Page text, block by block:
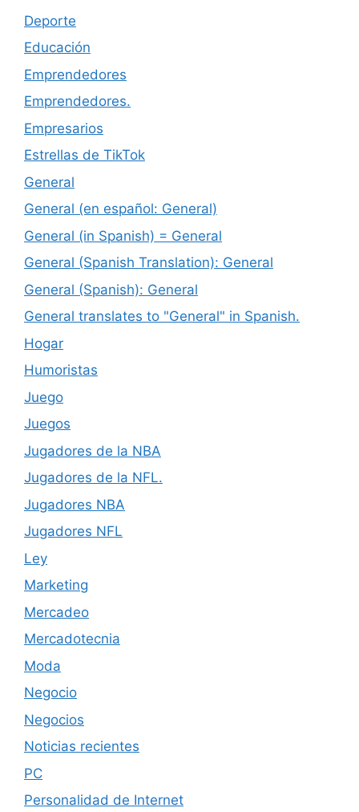
Deporte
Educación
Emprendedores
Emprendedores.
Empresarios
Estrellas de TikTok
General
General (en español: General)
General (in Spanish) = General
General (Spanish Translation): General
General (Spanish): General
General translates to "General" in Spanish.
Hogar
Humoristas
Juego
Juegos
Jugadores de la NBA
Jugadores de la NFL.
Jugadores NBA
Jugadores NFL
Ley
Marketing
Mercadeo
Mercadotecnia
Moda
Negocio
Negocios
Noticias recientes
PC
Personalidad de Internet